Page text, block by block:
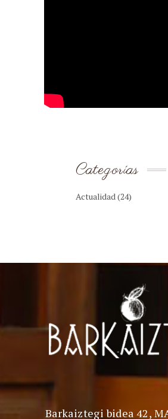
Categorías
Actualidad(24)
Barkaiztegi bidea 42,